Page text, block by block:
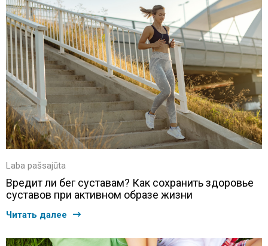
Laba pašsajūta
Вредит ли бег суставам? Как сохранить здоровье
суставов при активном образе жизни
Читать далее